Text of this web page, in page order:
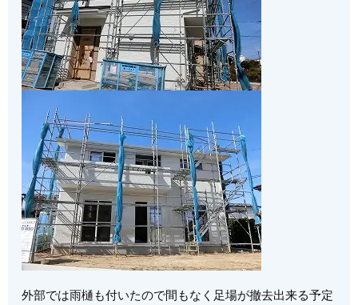
外部では雨樋も付いたので間もなく足場が撤去出来る予定